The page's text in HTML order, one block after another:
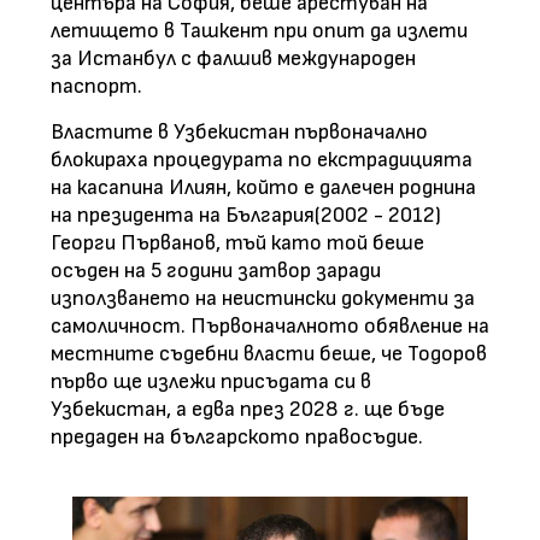
летището в Ташкент при опит да излети
за Истанбул с фалшив международен
паспорт.
Властите в Узбекистан първоначално
блокираха процедурата по екстрадицията
на касапина Илиян, който е далечен роднина
на президента на България(2002 - 2012)
Георги Първанов, тъй като той беше
осъден на 5 години затвор заради
използването на неистински документи за
самоличност. Първоначалното обявление на
местните съдебни власти беше, че Тодоров
първо ще излежи присъдата си в
Узбекистан, а едва през 2028 г. ще бъде
предаден на българското правосъдие.